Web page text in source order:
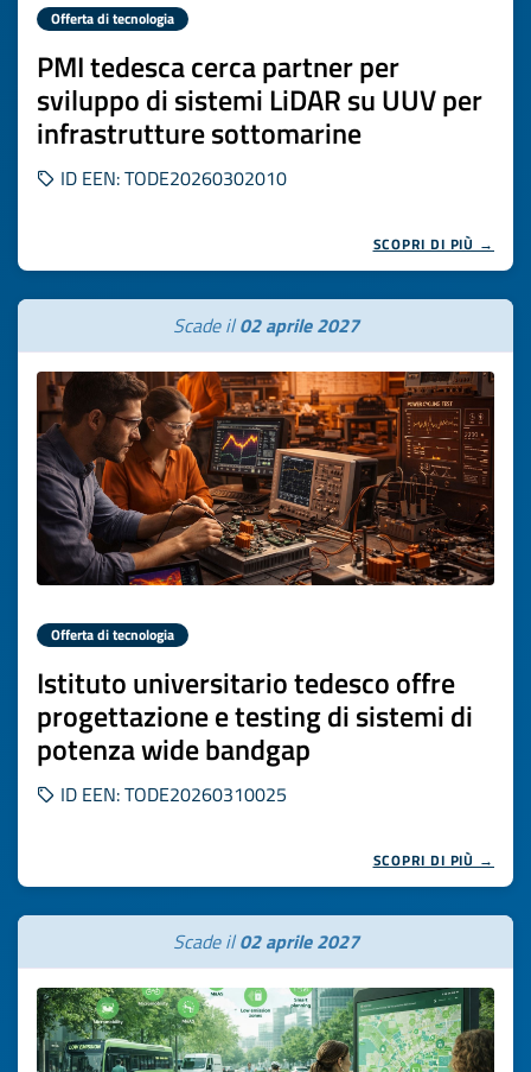
Offerta di tecnologia
PMI tedesca cerca partner per
sviluppo di sistemi LiDAR su UUV per
infrastrutture sottomarine
ID EEN: TODE20260302010
SCOPRI DI PIÙ →
Scade il02 aprile 2027
Offerta di tecnologia
Istituto universitario tedesco offre
progettazione e testing di sistemi di
potenza wide bandgap
ID EEN: TODE20260310025
SCOPRI DI PIÙ →
Scade il02 aprile 2027